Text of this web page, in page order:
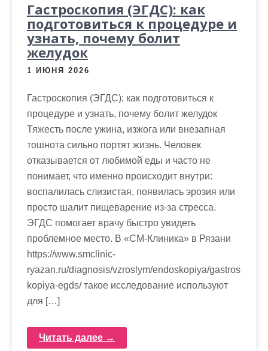
Гастроскопия (ЭГДС): как
подготовиться к процедуре и
узнать, почему болит
желудок
1 ИЮНЯ 2026
Гастроскопия (ЭГДС): как подготовиться к
процедуре и узнать, почему болит желудок
Тяжесть после ужина, изжога или внезапная
тошнота сильно портят жизнь. Человек
отказывается от любимой еды и часто не
понимает, что именно происходит внутри:
воспалилась слизистая, появилась эрозия или
просто шалит пищеварение из-за стресса.
ЭГДС помогает врачу быстро увидеть
проблемное место. В «СМ-Клиника» в Рязани
https://www.smclinic-
ryazan.ru/diagnosis/vzroslym/endoskopiya/gastros
kopiya-egds/ такое исследование используют
для […]
Читать далее →